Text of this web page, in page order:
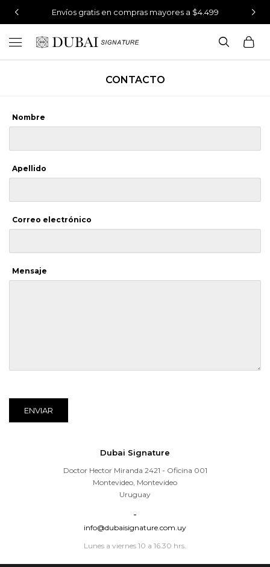
Envíos gratis en compras mayores a $4.499

CONTACTO
Nombre
Apellido
Correo electrónico
Mensaje
ENVIAR
Dubai Signature
Doctor Hector Miranda 2421 - Oficina 001
Montevideo, Montevideo
Uruguay
-
info@dubaisignature.com.uy
Lunes a viernes 10 a 16.30 hrs.